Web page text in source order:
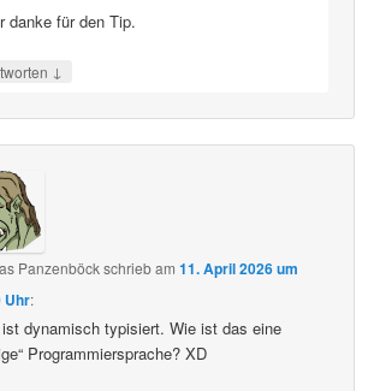
danke für den Tip.
↓
Panzenböckschriebam11. April 2026 um
Uhr:
dynamisch typisiert. Wie ist das eine
Programmiersprache? XD